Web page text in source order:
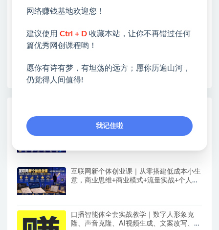
❤能助您：找项目 + 低成本创业 + 减少信息差 + 见识
❤本站为众多团队提供了重要价值，也为众多创业者
开启网络之门，广受好评！
早为您提供丰盛价值。祝您前程似锦！
AI+电商全域掘金实战课｜多平台无人电商
玩法、AI工具落地、供应链合规、全域变现
互联网新个体创业课｜从零搭建低成本小生
意，商业思维+商业模式+流量实战+个人成
口播智能体全套实战教学｜数字人形象克
隆、声音克隆、AI视频生成、文案改写、软
网络赚钱基地欢迎您！
建议使用 Ctrl + D 收藏本站，让你不再错过任何
篇优秀网创课程哟！
愿你有诗有梦，有坦荡的远方；愿你历遍山河，
仍觉得人间值得!
我记住啦